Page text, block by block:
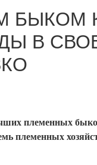
В
племенных
племенных